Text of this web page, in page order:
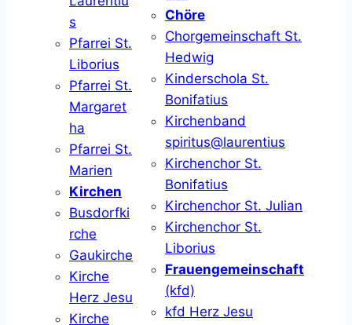
s
Pfarrei St.
Liborius
Pfarrei St.
Margaret
ha
Pfarrei St.
Marien
Kirchen
Busdorfki
rche
Gaukirche
Kirche
Herz Jesu
Kirche
Chöre
Chorgemeinschaft St.
Hedwig
Kinderschola St.
Bonifatius
Kirchenband
spiritus@laurentius
Kirchenchor St.
Bonifatius
Kirchenchor St. Julian
Kirchenchor St.
Liborius
Frauengemeinschaft
(kfd)
kfd Herz Jesu